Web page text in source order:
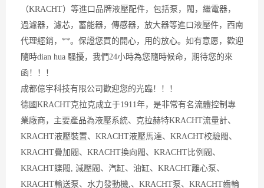
（KRACHT）等進口品牌液壓配件，包括泵，閥，繼電器，
過濾器，濾芯，蓄能器，傳感器，放大器等進口液壓件，西南
代理經銷，**。保證您買的開心，用的放心。如有意愿，歡迎
隨時dian hua 騷擾，我們24小時為您隨時候命，期待您的來
函！！！
成都億宇科技有限公司歡迎您的光臨！！！
德國KRACHT克拉克成立于1911年，是非常有名流體控制專
業廠商，主要產品為液壓系統、克拉赫特KRACHT流量計、
KRACHT液壓裝置、KRACHT液壓馬達、KRACHT校驗閥、
KRACHT疊加閥、KRACHT換向閥、KRACHT比例閥、
KRACHT蝶閥, 減壓閥、汽缸、油缸、KRACHT離心泵、
KRACHT輸送泵、水力發動機,、KRACHT泵、KRACHT齒輪